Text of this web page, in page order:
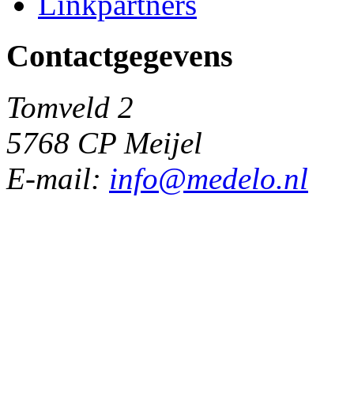
Contactgegevens
Tomveld 2
5768 CP Meijel
E-mail: info@medelo.nl